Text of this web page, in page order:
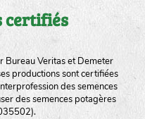
certifiés
Bureau Veritas et Demeter
productions sont certifiées
des semences
des semences potagères